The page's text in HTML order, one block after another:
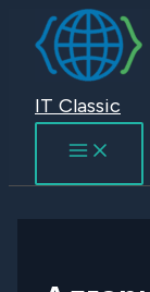
Перейти
содержимому
IT Classic